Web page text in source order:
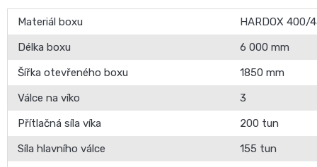
Materiál boxu
HARDOX 400/
Délka boxu
6 000 mm
Šířka otevřeného boxu
1850 mm
Válce na víko
3
Přítlačná síla víka
200 tun
Síla hlavního válce
155 tun